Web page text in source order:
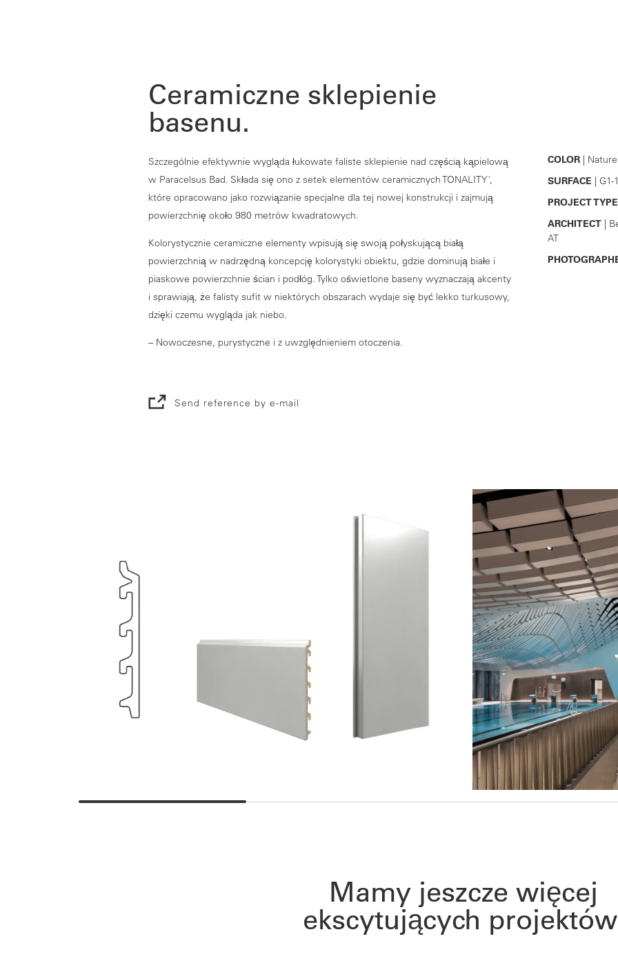
Ceramiczne sklepienie
basenu.
Szczególnie efektywnie wygląda łukowate faliste sklepienie nad częścią kąpielową
w Paracelsus Bad. Składa się ono z setek elementów ceramicznych TONALITY®,
które opracowano jako rozwiązanie specjalne dla tej nowej konstrukcji i zajmują
powierzchnię około 980 metrów kwadratowych.
Kolorystycznie ceramiczne elementy wpisują się swoją połyskującą białą
powierzchnią w nadrzędną koncepcję kolorystyki obiektu, gdzie dominują białe i
piaskowe powierzchnie ścian i podłóg. Tylko oświetlone baseny wyznaczają akcenty
i sprawiają, że falisty sufit w niektórych obszarach wydaje się być lekko turkusowy,
dzięki czemu wygląda jak niebo.
– Nowoczesne, purystyczne i z uwzględnieniem otoczenia.
Send reference by e-mail
COLOR|
SURFACE | G1-
PROJECT TYPE
ARCHITECT|
AT
Mamy jeszcze więcej
ekscytujących